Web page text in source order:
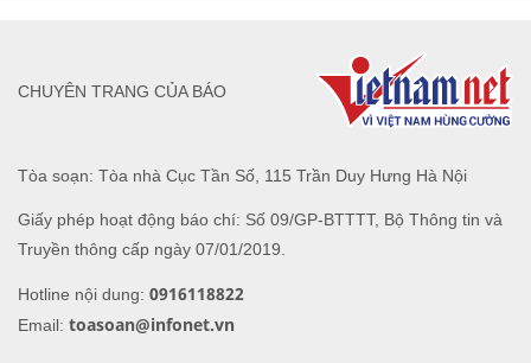
Tòa soạn: Tòa nhà Cục Tần Số, 115 Trần Duy Hưng Hà Nội
Giấy phép hoạt động báo chí: Số 09/GP-BTTTT, Bộ Thông tin và
Truyền thông cấp ngày 07/01/2019.
Hotline nội dung: 0916118822
Email: toasoan@infonet.vn
CHUYÊN TRANG CỦA BÁO